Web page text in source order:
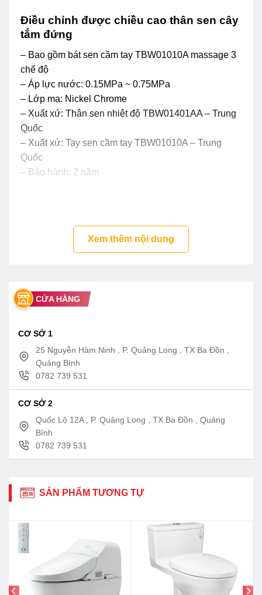
Điều chỉnh được chiều cao thân sen cây
tắm đứng
– Bao gồm bát sen cầm tay TBW01010A massage 3
chế độ
– Áp lực nước: 0.15MPa ~ 0.75MPa
– Lớp mạ: Nickel Chrome
– Xuất xứ: Thân sen nhiệt độ TBW01401AA – Trung
Quốc
– Xuất xứ: Tay sen cầm tay TBW01010A – Trung
Quốc
– Bảo hành: 2 năm
Tính năng vòi sen cây TBW01401AA-
TBW01010A TOTO
– Lớp mạ bền vững với thời gian
– Thân van bằng đồng thau
Xem thêm nội dung
CỬA HÀNG
CƠ SỞ 1
25 Nguyễn Hàm Ninh , P. Quảng Long , TX Ba Đồn ,
Quảng Bình
0782 739 531
CƠ SỞ 2
Quốc Lộ 12A , P. Quảng Long , TX Ba Đồn , Quảng
Bình
0782 739 531
SẢN PHẨM TƯƠNG TỰ